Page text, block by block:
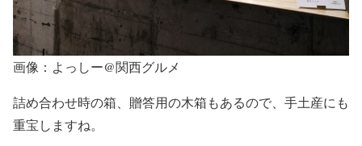
画像：よっしー@関西グルメ
詰め合わせ時の箱、贈答用の木箱もあるので、手土産にも
重宝しますね。